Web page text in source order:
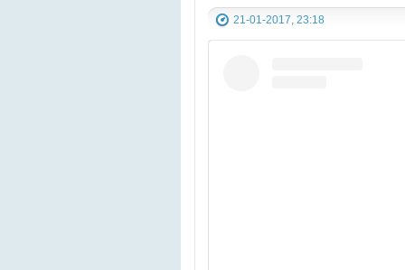
21-01-2017, 23:18